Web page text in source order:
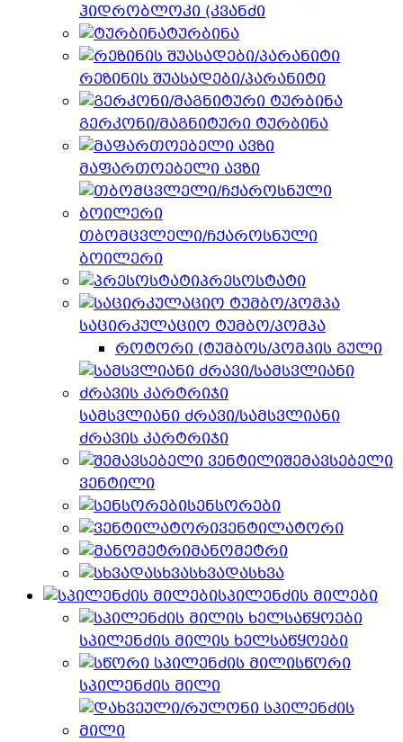
ჰიდრობლოკი (კვანძი
ტურბინა
რეზინის შუასადები/პარანიტი
გერკონი/მაგნიტური ტურბინა
მაფართოებელი ავზი
თბომცვლელი/ჩქაროსნული
ბოილერი
პრესოსტატი
საცირკულაციო ტუმბო/პომპა
როტორი (ტუმბოს/პომპის გული
სამსვლიანი ძრავი/სამსვლიანი
ძრავის კარტრიჯი
შემავსებელი
ვენტილი
სენსორები
ვენტილატორი
მანომეტრი
სხვადასხვა
სპილენძის მილები
სპილენძის მილის ხელსაწყოები
სწორი
სპილენძის მილი